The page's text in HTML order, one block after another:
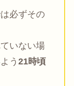
必ずその
いない場
う 21時頃